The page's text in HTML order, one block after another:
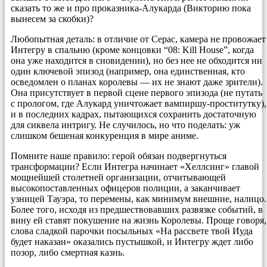
сказать то же и про проказника-Алукарда (Викторию пока
вынесем за скобки)?
Любопытная деталь: в отличие от Серас, камера не провожает
Интегру в спальню (кроме концовки “08: Kill House”, когда
она уже находится в сновидении), но без нее не обходится ни
один ключевой эпизод (например, она единственная, кто
осведомлен о планах королевы — их не знают даже зрители).
Она присутствует в первой сцене первого эпизода (не путать
с прологом, где Алукард уничтожает вампиршу-проститутку),
и в последних кадрах, пытающихся сохранить достаточную
для сиквела интригу. Не случилось, но что поделать: уж
слишком бешеная конкуренция в мире аниме.
Помните наше правило: герой обязан подвергнуться
трансформации? Если Интегра начинает «Хеллсинг» главой
мощнейшей столетней организации, отчитывающей
высокопоставленных офицеров полиции, а заканчивает
узницей Тауэра, то перемены, как минимум внешние, налицо.
Более того, исходя из предшествовавших развязке событий, в
вину ей ставят покушение на жизнь Королевы. Проще говоря,
слова сладкой парочки посыльных «На рассвете твой Иуда
будет наказан» оказались пустышкой, и Интегру ждет либо
позор, либо смертная казнь.